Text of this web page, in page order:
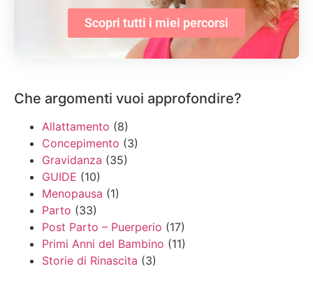
Scopri tutti i miei percorsi
Che argomenti vuoi approfondire?
Allattamento (8)
Concepimento (3)
Gravidanza (35)
GUIDE (10)
Menopausa (1)
Parto (33)
Post Parto – Puerperio (17)
Primi Anni del Bambino (11)
Storie di Rinascita (3)